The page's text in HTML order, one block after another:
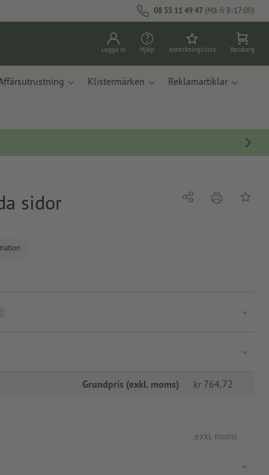
08 55 11 49 47 (Må-fr 8-17:00)
Logga in Hjälp Anteckningslista Varukorg
Klistermärken Reklamartiklar
sidor Dela erbjudande
På
Grundpris (exkl. moms) kr 764,72
exkl. moms